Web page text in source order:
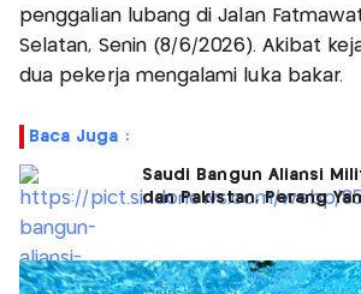
penggalian lubang di Jalan
Selatan, Senin (8/6/2026). Akibat
dua pekerja mengalami luka bakar.
Baca Juga :
Saudi Bangun Aliansi
dan Pakistan, Perang